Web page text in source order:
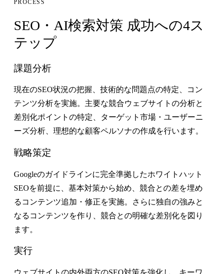
PROCESS
SEO・AI検索対策 成功への4ス
テップ
課題分析
現在のSEO状況の把握、技術的な問題点の特定、コン
テンツ分析を実施。主要な競合ウェブサイトの分析と
差別化ポイントの特定、ターゲット市場・ユーザーニ
ーズ分析、理想的な顧客ペルソナの作成を行います。
戦略策定
Googleのガイドラインに完全準拠したホワイトハット
SEOを前提に、基本対策から始め、競合との差を埋め
るコンテンツ追加・修正を実施。さらに独自の強みと
なるコンテンツを作り、競合との明確な差別化を図り
ます。
実行
ウェブサイトの内外両方のSEO対策を強化し、キーワ